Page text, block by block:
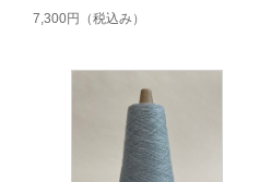
7,300円 （税込み）